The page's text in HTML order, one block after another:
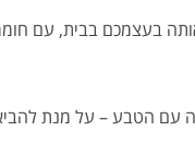
בעצמכם בבית, עם
עם הטבע – על מנת